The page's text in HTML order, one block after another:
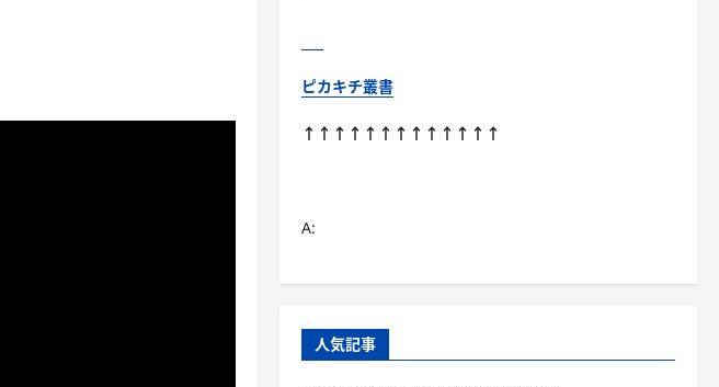
ピカキチ叢書
↑↑↑↑↑↑↑↑↑↑↑↑↑
A:
人気記事